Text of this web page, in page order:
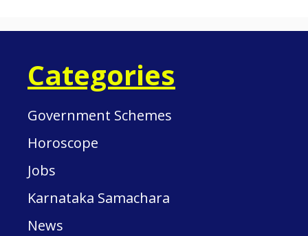
Categories
Government Schemes
Horoscope
Jobs
Karnataka Samachara
News